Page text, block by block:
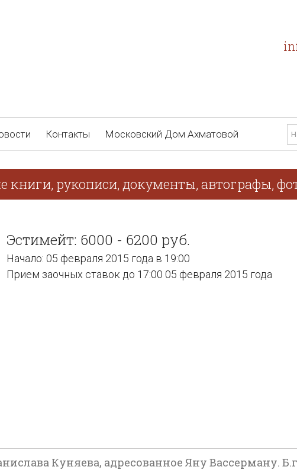
Контакты Московский Дом Ахматовой
рукописи, документы, автографы,
Эстимейт: 6000 - 6200 руб.
Начало: 05 февраля 2015 года в 19:00
Прием заочных ставок до 17:00 05 февраля 2015 года
Куняева, адресованное Яну Вассерману.